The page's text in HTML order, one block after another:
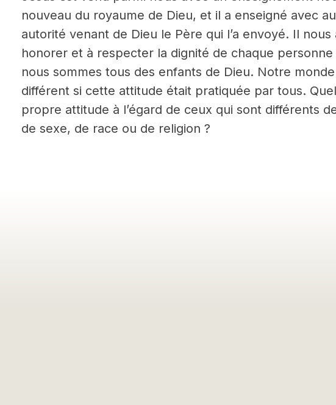
nouveau du royaume de Dieu, et il a enseigné avec
autorité venant de Dieu le Père qui l’a envoyé. Il nous
honorer et à respecter la dignité de chaque
nous sommes tous des enfants de Dieu. Notre
différent si cette attitude était pratiquée par tous.
propre attitude à l’égard de ceux qui sont différents
de sexe, de race ou de religion ?